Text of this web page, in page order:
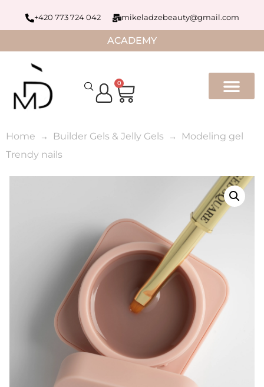
+420 773 724 042 mikeladzebeauty@gmail.com
ACADEMY
0
Home Builder Gels & Jelly Gels
Modeling gel
Trendy nails